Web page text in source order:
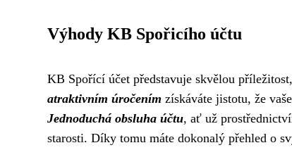
Výhody KB Spořicího účtu
KB Spořící účet představuje skvělou
atraktivním úročením získáváte jistotu, že
Jednoduchá obsluha účtu, ať už
starosti. Díky tomu máte dokonalý přehled o